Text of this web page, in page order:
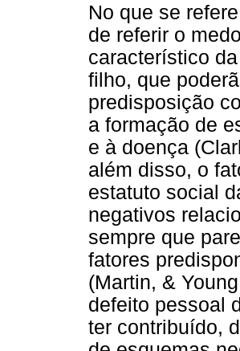
No que se
de referir o
característico
filho, que
predisposição
a formação de
e à doença
além disso, o
estatuto social
negativos
sempre que
fatores
(Martin, &
defeito pessoal
ter contribuído,